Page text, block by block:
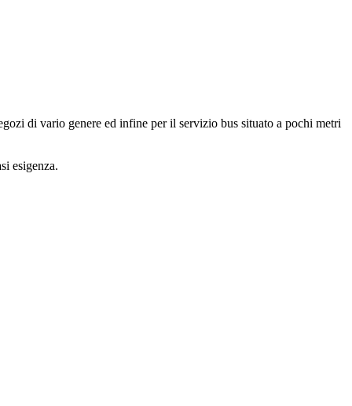
di vario genere ed infine per il servizio bus situato a pochi metri
esigenza.